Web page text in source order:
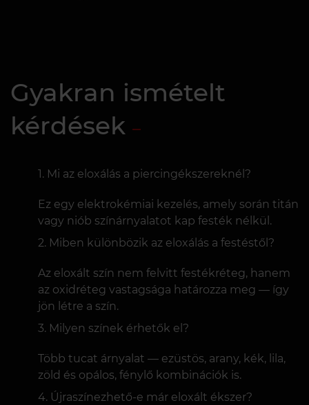
Gyakran ismételt
kérdések
Mi az eloxálás a piercingékszereknél?
Ez egy elektrokémiai kezelés, amely során titán
vagy niób színárnyalatot kap festék nélkül.
Miben különbözik az eloxálás a festéstől?
Az eloxált szín nem felvitt festékréteg, hanem
az oxidréteg vastagsága határozza meg — így
jön létre a szín.
Milyen színek érhetők el?
Több tucat árnyalat — ezüstös, arany, kék, lila,
zöld és opálos, fénylő kombinációk is.
Újraszínezhető-e már eloxált ékszer?